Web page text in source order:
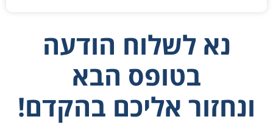
נא לשלוח הודעה
בטופס הבא
ונחזור אליכם בהקדם!